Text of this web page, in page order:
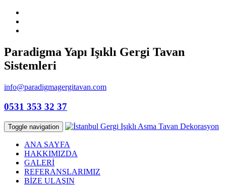
Paradigma Yapı Işıklı Gergi Tavan
Sistemleri
info@paradigmagergitavan.com
0531 353 32 37
Toggle navigation
ANA SAYFA
HAKKIMIZDA
GALERİ
REFERANSLARIMIZ
BİZE ULAŞIN